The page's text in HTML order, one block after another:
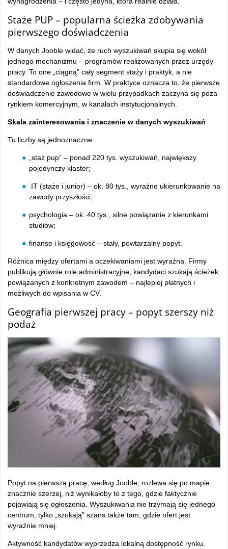
Staże PUP – popularna ścieżka zdobywania
pierwszego doświadczenia
W danych Jooble widać, że ruch wyszukiwań skupia się wokół
jednego mechanizmu – programów realizowanych przez urzędy
pracy. To one „ciągną” cały segment staży i praktyk, a nie
standardowe ogłoszenia firm. W praktyce oznacza to, że pierwsze
doświadczenie zawodowe w wielu przypadkach zaczyna się poza
rynkiem komercyjnym, w kanałach instytucjonalnych.
Skala zainteresowania i znaczenie w danych wyszukiwań
Tu liczby są jednoznaczne:
„staż pup” – ponad 220 tys. wyszukiwań, największy
pojedynczy klaster;
IT (staże i junior) – ok. 80 tys., wyraźne ukierunkowanie na
zawody przyszłości;
psychologia – ok. 40 tys., silne powiązanie z kierunkami
studiów;
finanse i księgowość – stały, powtarzalny popyt.
Różnica między ofertami a oczekiwaniami jest wyraźna. Firmy
publikują głównie role administracyjne, kandydaci szukają ścieżek
powiązanych z konkretnym zawodem – najlepiej płatnych i
możliwych do wpisania w CV.
Geografia pierwszej pracy – popyt szerszy niż
podaż
Popyt na pierwszą pracę, według Jooble, rozlewa się po mapie
znacznie szerzej, niż wynikałoby to z tego, gdzie faktycznie
pojawiają się ogłoszenia. Wyszukiwania nie trzymają się jednego
centrum, tylko „szukają” szans także tam, gdzie ofert jest
wyraźnie mniej.
Aktywność kandydatów wyprzedza lokalną dostępność rynku.